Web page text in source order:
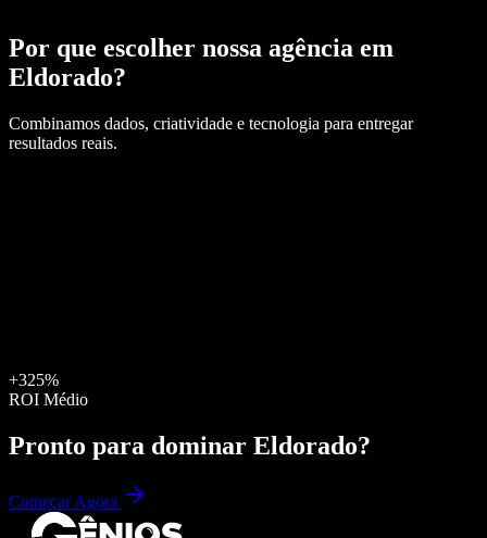
Por que escolher nossa agência em
Eldorado?
Combinamos dados, criatividade e tecnologia para entregar
resultados reais.
+325%
ROI Médio
Pronto para dominar Eldorado?
Começar Agora